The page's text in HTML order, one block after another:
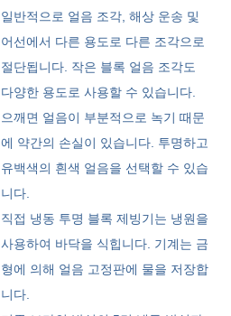
일반적으로 얼음 조각, 해상 운송 및
어선에서 다른 용도로 다른 조각으로
절단됩니다. 작은 블록 얼음 조각도
다양한 용도로 사용할 수 있습니다.
으깨면 얼음이 부분적으로 녹기 때문
에 약간의 손실이 있습니다. 투명하고
유백색의 흰색 얼음을 선택할 수 있습
니다.
직접 냉동 투명 블록 제빙기는 냉원을
사용하여 바닥을 식힙니다. 기계는 금
형에 의해 얼음 고정판에 물을 저장합
니다.